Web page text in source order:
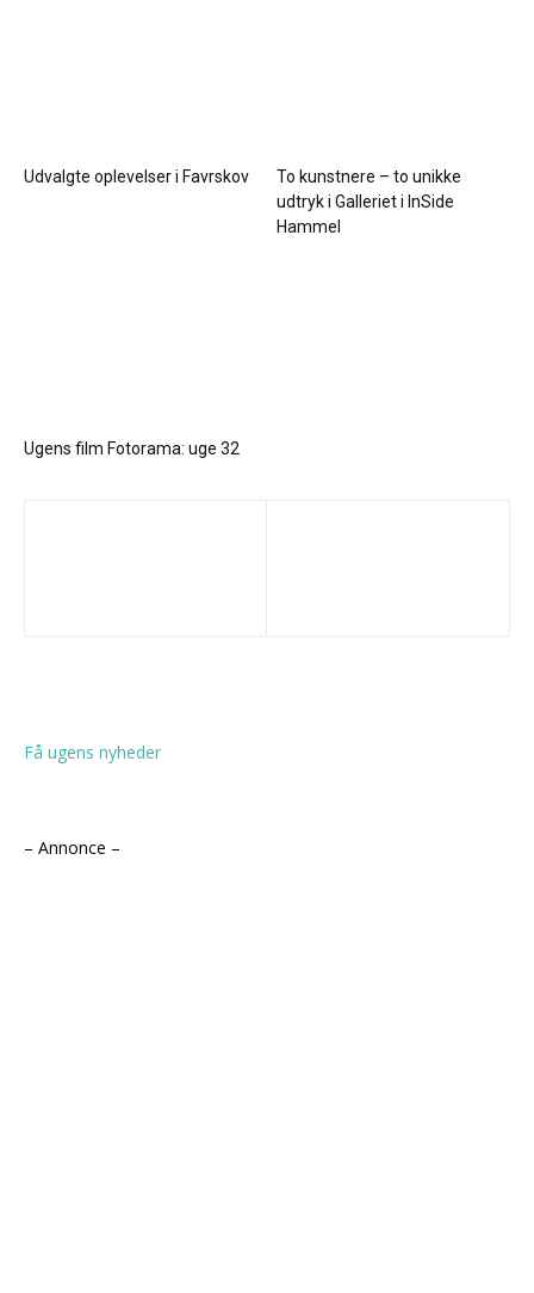
Udvalgte oplevelser i Favrskov
To kunstnere – to unikke
udtryk i Galleriet i InSide
Hammel
Ugens film Fotorama: uge 32
Få ugens nyheder
– Annonce –